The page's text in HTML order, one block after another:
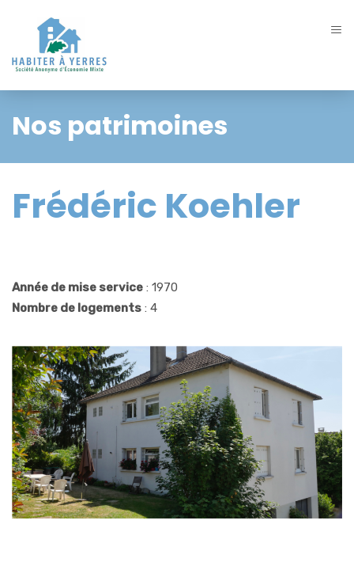
Nos patrimoines
Frédéric Koehler
Année de mise service : 1970
Nombre de logements : 4